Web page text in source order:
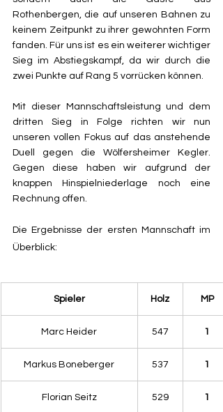
Rothenbergen, die auf unseren Bahnen zu
keinem Zeitpunkt zu ihrer gewohnten Form
fanden. Für uns ist es ein weiterer wichtiger
Sieg im Abstiegskampf, da wir durch die
zwei Punkte auf Rang 5 vorrücken können.
Mit dieser Mannschaftsleistung und dem
dritten Sieg in Folge richten wir nun
unseren vollen Fokus auf das anstehende
Duell gegen die Wölfersheimer Kegler.
Gegen diese haben wir aufgrund der
knappen Hinspielniederlage noch eine
Rechnung offen.
Die Ergebnisse der ersten Mannschaft im
Überblick:
​Spieler Holz MP
Marc Heider 547 1
Markus Boneberger 537 1
Florian Seitz 529 1